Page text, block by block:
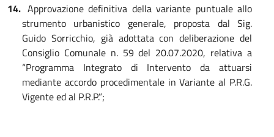
14. Approvazione definitiva della variante puntuale allo
strumento urbanistico generale, proposta dal Sig.
Guido Sorricchio, già adottata con deliberazione del
Consiglio Comunale n. 59 del 20.07.2020, relativa a
“Programma Integrato di Intervento da attuarsi
mediante accordo procedimentale in Variante al P.R.G.
Vigente ed al P.R.P.”;